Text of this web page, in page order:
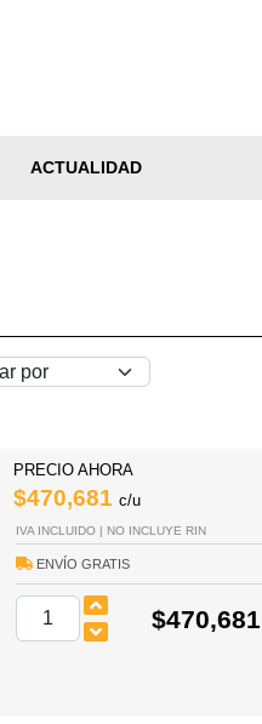
ACTUALIDAD
PRECIO AHORA
$470,681 c/u
IVA INCLUIDO | NO INCLUYE RIN
ENVÍO GRATIS
$470,681